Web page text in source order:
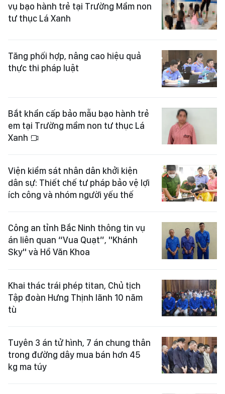
vụ bạo hành trẻ tại Trường Mầm non
tư thục Lá Xanh
Tăng phối hợp, nâng cao hiệu quả
thực thi pháp luật
Bắt khẩn cấp bảo mẫu bạo hành trẻ
em tại Trường mầm non tư thục Lá
Xanh
Viện kiểm sát nhân dân khởi kiện
dân sự: Thiết chế tư pháp bảo vệ lợi
ích công và nhóm người yếu thế
Công an tỉnh Bắc Ninh thông tin vụ
án liên quan “Vua Quạt”, "Khánh
Sky" và Hồ Văn Khoa
Khai thác trái phép titan, Chủ tịch
Tập đoàn Hưng Thịnh lãnh 10 năm
tù
Tuyên 3 án tử hình, 7 án chung thân
trong đường dây mua bán hơn 45
kg ma túy